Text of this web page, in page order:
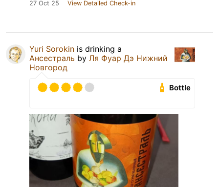
27 Oct 25 View Detailed Check-in
Yuri Sorokin is drinking a
Ансестраль by Ля Фуар Дэ Нижний
Новгород
Bottle